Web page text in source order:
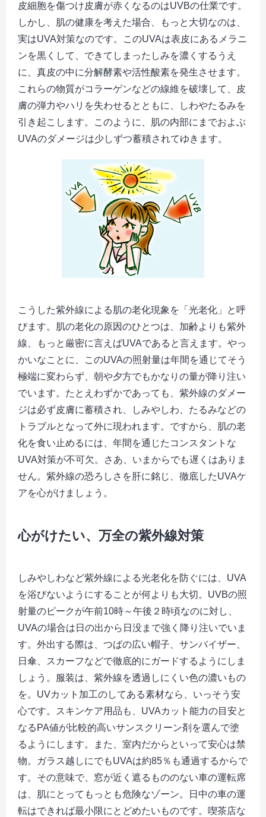
皮細胞を傷つけ皮膚が赤くなるのはUVBの仕業です。
しかし、肌の健康を考えた場合、もっと大切なのは、
実はUVA対策なのです。このUVAは表皮にあるメラニ
ンを黒くして、できてしまったしみを濃くするうえ
に、真皮の中に分解酵素や活性酸素を発生させます。
これらの物質がコラーゲンなどの線維を破壊して、皮
膚の弾力やハリを失わせるとともに、しわやたるみを
引き起こします。このように、肌の内部にまでおよぶ
UVAのダメージは少しずつ蓄積されてゆきます。
こうした紫外線による肌の老化現象を「光老化」と呼
びます。肌の老化の原因のひとつは、加齢よりも紫外
線、もっと厳密に言えばUVAであると言えます。やっ
かいなことに、このUVAの照射量は年間を通じてそう
極端に変わらず、朝や夕方でもかなりの量が降り注い
でいます。たとえわずかであっても、紫外線のダメー
ジは必ず皮膚に蓄積され、しみやしわ、たるみなどの
トラブルとなって外に現われます。ですから、肌の老
化を食い止めるには、年間を通じたコンスタントな
UVA対策が不可欠。さあ、いまからでも遅くはありま
せん。紫外線の恐ろしさを肝に銘じ、徹底したUVAケ
アを心がけましょう。
心がけたい、万全の紫外線対策
しみやしわなど紫外線による光老化を防ぐには、UVA
を浴びないようにすることが何よりも大切。UVBの照
射量のピークが午前10時～午後２時頃なのに対し、
UVAの場合は日の出から日没まで強く降り注いでいま
す。外出する際は、つばの広い帽子、サンバイザー、
日傘、スカーフなどで徹底的にガードするようにしま
しょう。服装は、紫外線を透過しにくい色の濃いもの
を。UVカット加工のしてある素材なら、いっそう安
心です。スキンケア用品も、UVAカット能力の目安と
なるPA値が比較的高いサンスクリーン剤を選んで塗
るようにします。また、室内だからといって安心は禁
物。ガラス越しにでもUVAは約85％も通過するからで
す。その意味で、窓が近く遮るもののない車の運転席
は、肌にとってもっとも危険なゾーン。日中の車の運
転はできれば最小限にとどめたいものです。喫茶店な